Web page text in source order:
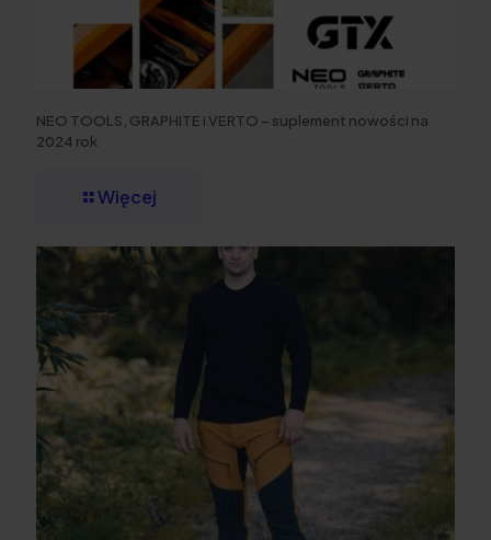
NEO TOOLS, GRAPHITE i VERTO – suplement nowości na
2024 rok
Więcej